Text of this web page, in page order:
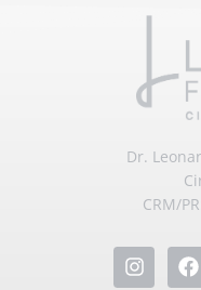
Dr.
CRM/